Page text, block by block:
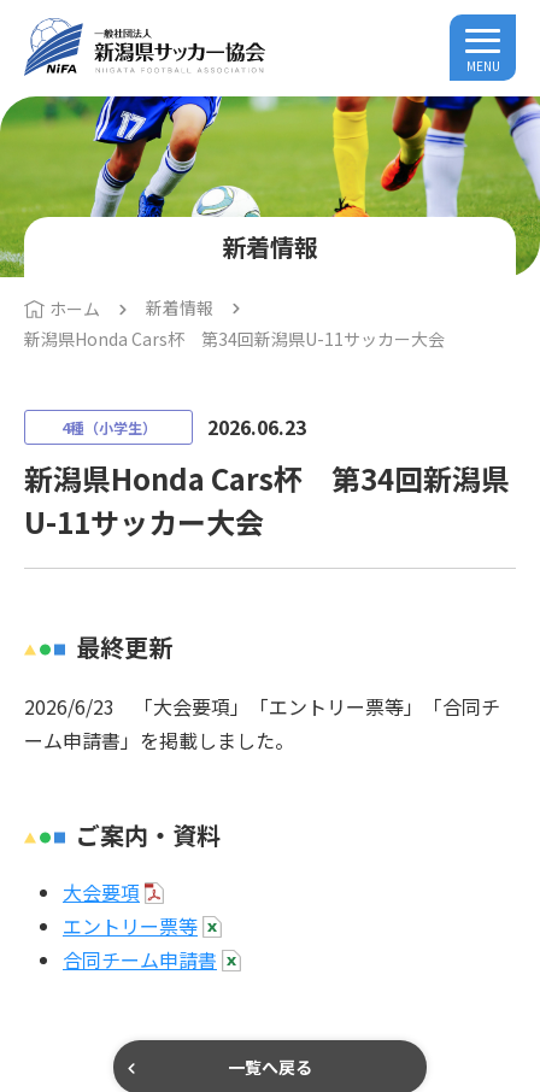
MENU
新着情報
ホーム
新着情報
新潟県Honda Cars杯 第34回新潟県U-11サッカー大会
4種（小学生） 2026.06.23
新潟県Honda Cars杯 第34回新潟県
U-11サッカー大会
最終更新
2026/6/23 「大会要項」「エントリー票等」「合同チ
ーム申請書」を掲載しました。
ご案内・資料
大会要項
エントリー票等
合同チーム申請書
一覧へ戻る